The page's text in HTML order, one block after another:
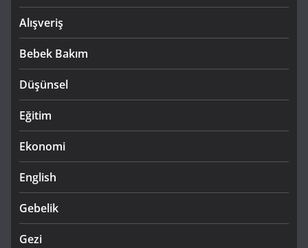
Alışveriş
Bebek Bakım
Düşünsel
Eğitim
Ekonomi
English
Gebelik
Gezi